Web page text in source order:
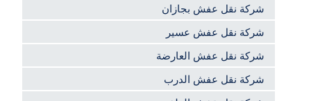
شركة نقل عفش بجازان
شركة نقل عفش عسير
شركة نقل عفش العارضة
شركة نقل عفش الدرب